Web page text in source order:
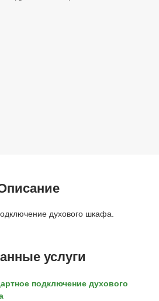
духового шкафа.
услуги
подключение духового